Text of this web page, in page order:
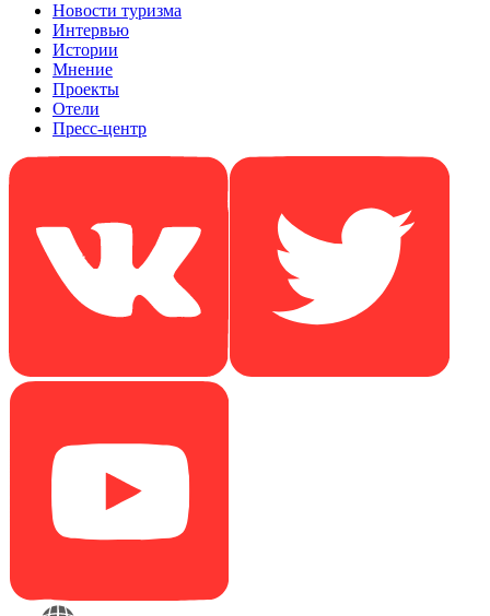
Новости туризма
Интервью
Истории
Мнение
Проекты
Отели
Пресс-центр